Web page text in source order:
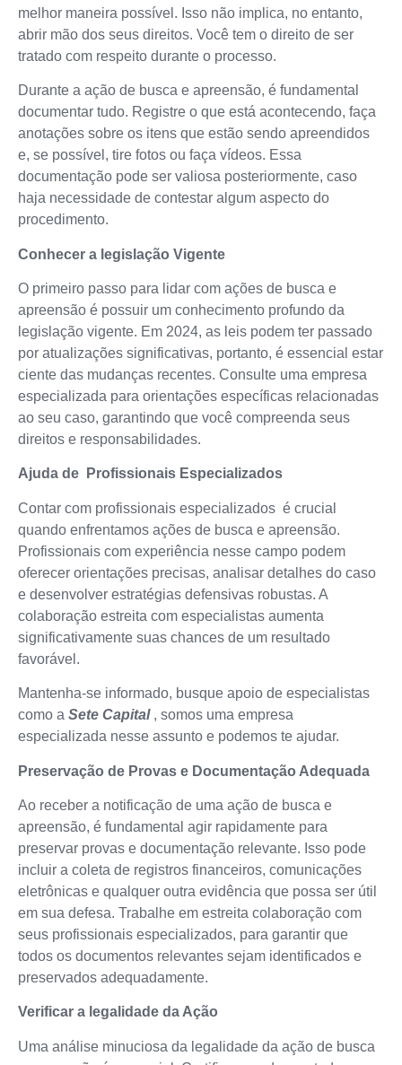
melhor maneira possível. Isso não implica, no entanto,
abrir mão dos seus direitos. Você tem o direito de ser
tratado com respeito durante o processo.
Durante a ação de busca e apreensão, é fundamental
documentar tudo. Registre o que está acontecendo, faça
anotações sobre os itens que estão sendo apreendidos
e, se possível, tire fotos ou faça vídeos. Essa
documentação pode ser valiosa posteriormente, caso
haja necessidade de contestar algum aspecto do
procedimento.
Conhecer a legislação Vigente
O primeiro passo para lidar com ações de busca e
apreensão é possuir um conhecimento profundo da
legislação vigente. Em 2024, as leis podem ter passado
por atualizações significativas, portanto, é essencial estar
ciente das mudanças recentes. Consulte uma empresa
especializada para orientações específicas relacionadas
ao seu caso, garantindo que você compreenda seus
direitos e responsabilidades.
Ajuda de Profissionais Especializados
Contar com profissionais especializados é crucial
quando enfrentamos ações de busca e apreensão.
Profissionais com experiência nesse campo podem
oferecer orientações precisas, analisar detalhes do caso
e desenvolver estratégias defensivas robustas. A
colaboração estreita com especialistas aumenta
significativamente suas chances de um resultado
favorável.
Mantenha-se informado, busque apoio de especialistas
como a Sete Capital, somos uma empresa
especializada nesse assunto e podemos te ajudar.
Preservação de Provas e Documentação Adequada
Ao receber a notificação de uma ação de busca e
apreensão, é fundamental agir rapidamente para
preservar provas e documentação relevante. Isso pode
incluir a coleta de registros financeiros, comunicações
eletrônicas e qualquer outra evidência que possa ser útil
em sua defesa. Trabalhe em estreita colaboração com
seus profissionais especializados, para garantir que
todos os documentos relevantes sejam identificados e
preservados adequadamente.
Verificar a legalidade da Ação
Uma análise minuciosa da legalidade da ação de busca